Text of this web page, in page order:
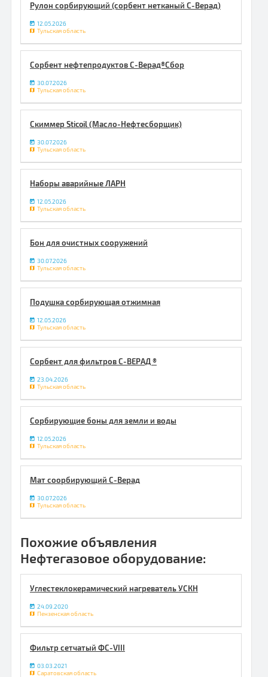
Рулон сорбирующий (сорбент нетканый С-Верад)
12.05.2026
Тульская область
Сорбент нефтепродуктов С-Верад®Сбор
30.07.2026
Тульская область
Скиммер Sticoil (Масло-Нефтесборщик)
30.07.2026
Тульская область
Наборы аварийные ЛАРН
12.05.2026
Тульская область
Бон для очистных сооружений
30.07.2026
Тульская область
Подушка сорбирующая отжимная
12.05.2026
Тульская область
Сорбент для фильтров С-ВЕРАД ®
23.04.2026
Тульская область
Сорбирующие боны для земли и воды
12.05.2026
Тульская область
Мат соорбирующий С-Верад
30.07.2026
Тульская область
Похожие объявления
Нефтегазовое оборудование:
Углестеклокерамический нагреватель УСКН
24.09.2020
Пензенская область
Фильтр сетчатый ФС-VIII
03.03.2021
Саратовская область